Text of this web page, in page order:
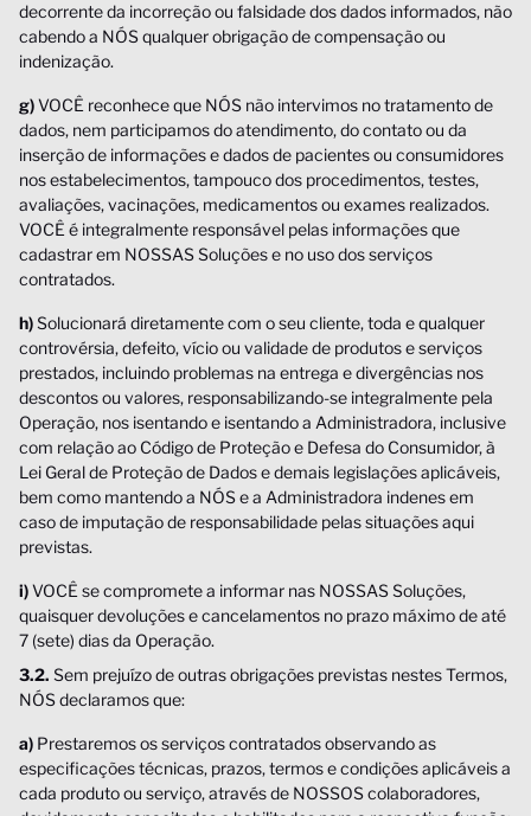
decorrente da incorreção ou falsidade dos dados informados, não
cabendo a NÓS qualquer obrigação de compensação ou
indenização.
g)VOCÊ reconhece que NÓS não intervimos no tratamento de
dados, nem participamos do atendimento, do contato ou da
inserção de informações e dados de pacientes ou consumidores
nos estabelecimentos, tampouco dos procedimentos, testes,
avaliações, vacinações, medicamentos ou exames realizados.
VOCÊ é integralmente responsável pelas informações que
cadastrar em NOSSAS Soluções e no uso dos serviços
contratados.
h)Solucionará diretamente com o seu cliente, toda e qualquer
controvérsia, defeito, vício ou validade de produtos e serviços
prestados, incluindo problemas na entrega e divergências nos
descontos ou valores, responsabilizando-se integralmente pela
Operação, nos isentando e isentando a Administradora, inclusive
com relação ao Código de Proteção e Defesa do Consumidor, à
Lei Geral de Proteção de Dados e demais legislações aplicáveis,
bem como mantendo a NÓS e a Administradora indenes em
caso de imputação de responsabilidade pelas situações aqui
previstas.
i)VOCÊ se compromete a informar nas NOSSAS Soluções,
quaisquer devoluções e cancelamentos no prazo máximo de até
7 (sete) dias da Operação.
3.2. Sem prejuízo de outras obrigações previstas nestes Termos,
NÓS declaramos que:
a) Prestaremos os serviços contratados observando as
especificações técnicas, prazos, termos e condições aplicáveis a
cada produto ou serviço, através de NOSSOS colaboradores,